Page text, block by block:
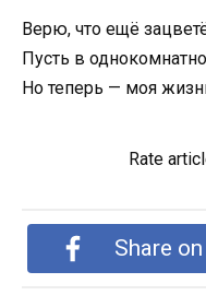
Верю, что ещё
Пусть в
Но теперь — моя
Rate
Share